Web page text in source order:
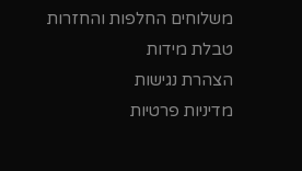
משלוחים החלפות והחזרות
טבלת מידות
הצהרת נגישות
מדיניות פרטיות